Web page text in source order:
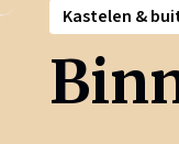
Kastelen &